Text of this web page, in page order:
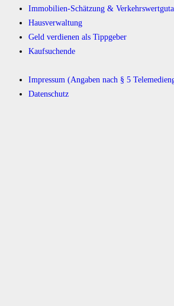
Immobilien-Schätzung &
Hausverwaltung
Geld verdienen als Tippgeber
Kaufsuchende
Impressum (Angaben nach § 5
Datenschutz